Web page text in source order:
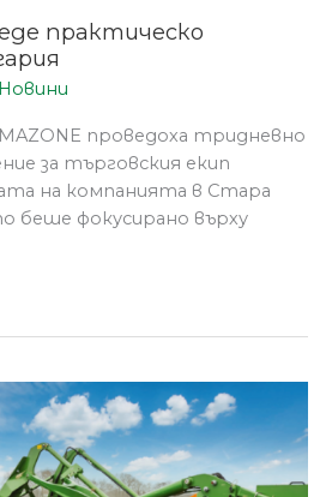
практическо
Новини
проведоха тридневно
за търговския екип
на компанията в Стара
беше фокусирано върху